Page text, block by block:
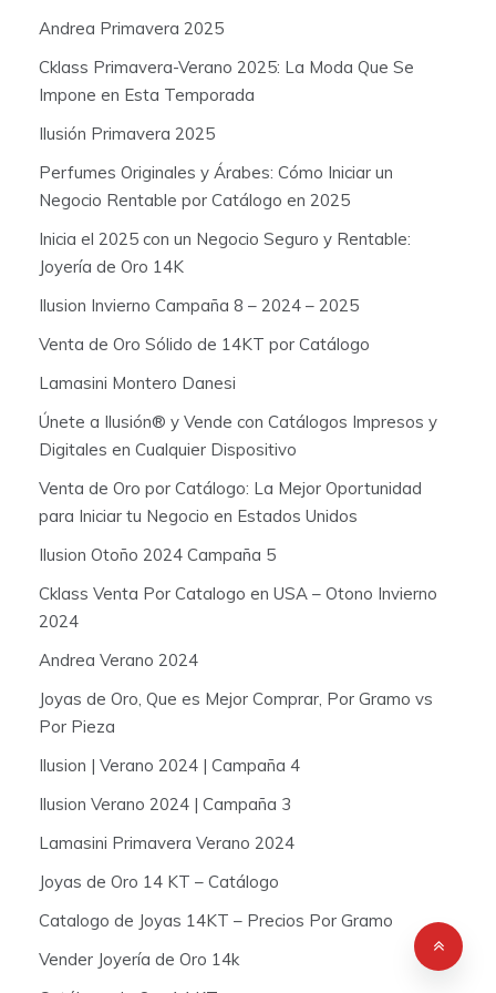
Andrea Primavera 2025
Cklass Primavera-Verano 2025: La Moda Que Se
Impone en Esta Temporada
Ilusión Primavera 2025
Perfumes Originales y Árabes: Cómo Iniciar un
Negocio Rentable por Catálogo en 2025
Inicia el 2025 con un Negocio Seguro y Rentable:
Joyería de Oro 14K
Ilusion Invierno Campaña 8 – 2024 – 2025
Venta de Oro Sólido de 14KT por Catálogo
Lamasini Montero Danesi
Únete a Ilusión® y Vende con Catálogos Impresos y
Digitales en Cualquier Dispositivo
Venta de Oro por Catálogo: La Mejor Oportunidad
para Iniciar tu Negocio en Estados Unidos
Ilusion Otoño 2024 Campaña 5
Cklass Venta Por Catalogo en USA – Otono Invierno
2024
Andrea Verano 2024
Joyas de Oro, Que es Mejor Comprar, Por Gramo vs
Por Pieza
Ilusion | Verano 2024 | Campaña 4
Ilusion Verano 2024 | Campaña 3
Lamasini Primavera Verano 2024
Joyas de Oro 14 KT – Catálogo
Catalogo de Joyas 14KT – Precios Por Gramo
Vender Joyería de Oro 14k